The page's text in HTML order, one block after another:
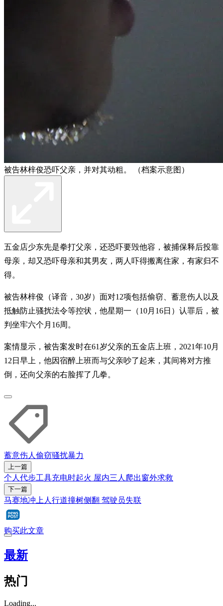
被告林梓俊恐吓父亲，并对其动粗。 （档案示意图）
五金店少东先是拳打父亲，还恐吓要毁他容，被捕保释后投靠
母亲，却又恐吓母亲和其男友，两人吓得搬离住家，有家归不
得。
被告林梓俊（译音，30岁）面对12项包括偷窃、蓄意伤人以及
抵触防止骚扰法令等控状，他星期一（10月16日）认罪后，被
判坐牢六个月16周。
案情显示，被告案发时在61岁父亲的五金店上班，2021年10月
12日早上，他因宿醉上班而与父亲吵了起来，其间将对方推
倒，还向父亲的右脸挥了几拳。
蓄意伤人 偷窃骚扰暴力
上一篇
个人代步工具充电时起火 屋内三人爬出窗外求救
下一篇
马赛地冲上人行道撞树侧翻 驾驶员失联
购买此文章
最新
热门
Loading...